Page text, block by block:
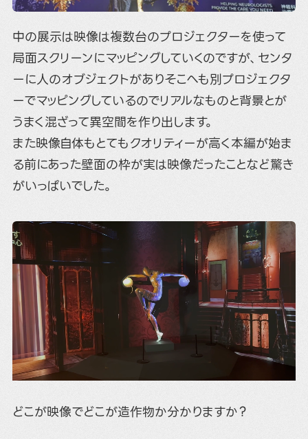
中の展示は映像は複数台のプロジェクターを使って
局面スクリーンにマッピングしていくのですが、センタ
ーに人のオブジェクトがありそこへも別プロジェクタ
ーでマッピングしているのでリアルなものと背景とが
うまく混ざって異空間を作り出します。
また映像自体もとてもクオリティーが高く本編が始ま
る前にあった壁面の枠が実は映像だったことなど驚き
がいっぱいでした。
どこが映像でどこが造作物か分かりますか？